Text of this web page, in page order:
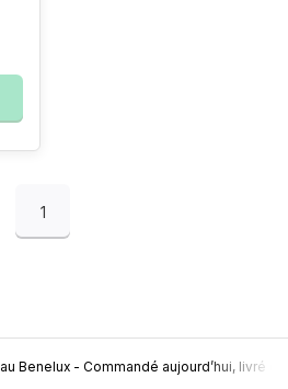
1
au Benelux - Commandé aujourd’hui, livré